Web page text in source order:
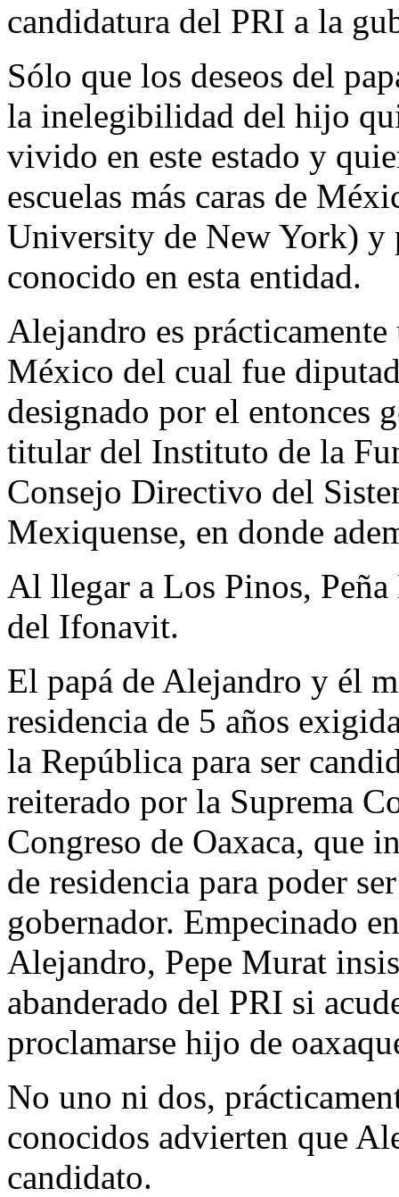
candidatura del PRI a la
Sólo que los deseos del
la inelegibilidad del hijo
vivido en este estado y
escuelas más caras de
University de New York) y
conocido en esta entidad.
Alejandro es
México del cual fue
designado por el entonces
titular del Instituto de la
Consejo Directivo del
Mexiquense, en donde
Al llegar a Los Pinos,
del Ifonavit.
El papá de Alejandro y él
residencia de 5 años
la República para ser
reiterado por la Suprema
Congreso de Oaxaca, que
de residencia para poder
gobernador. Empecinado
Alejandro, Pepe Murat
abanderado del PRI si
proclamarse hijo de
No uno ni dos,
conocidos advierten que
candidato.